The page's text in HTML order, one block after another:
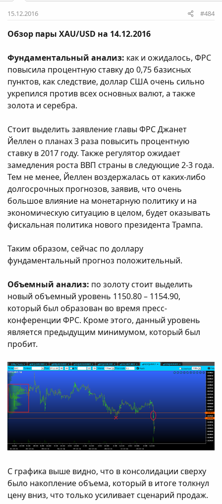
15.12.2016 #484
Обзор пары XAU/USD на 14.12.2016
Фундаментальный анализ: как и ожидалось, ФРС
повысила процентную ставку до 0,75 базисных
пунктов, как следствие, доллар США очень сильно
укрепился против всех основных валют, а также
золота и серебра.
Стоит выделить заявление главы ФРС Джанет
Йеллен о планах 3 раза повысить процентную
ставку в 2017 году. Также регулятор ожидает
замедления роста ВВП страны в следующие 2-3 года.
Тем не менее, Йеллен воздержалась от каких-либо
долгосрочных прогнозов, заявив, что очень
большое влияние на монетарную политику и на
экономическую ситуацию в целом, будет оказывать
фискальная политика нового президента Трампа.
Таким образом, сейчас по доллару
фундаментальный прогноз положительный.
Объемный анализ: по золоту стоит выделить
новый объемный уровень 1150.80 – 1154.90,
который был образован во время пресс-
конференции ФРС. Кроме этого, данный уровень
является предыдущим минимумом, который был
пробит.
С графика выше видно, что в консолидации сверху
было накопление объема, который в итоге толкнул
цену вниз, что только усиливает сценарий продаж.